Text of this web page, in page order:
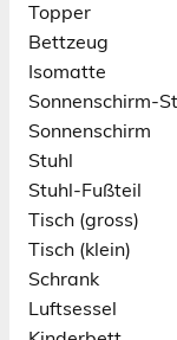
Topper
Bettzeug
Isomatte
Sonnenschirm-
Sonnenschirm
Stuhl
Stuhl-Fußteil
Tisch (gross)
Tisch (klein)
Schrank
Luftsessel